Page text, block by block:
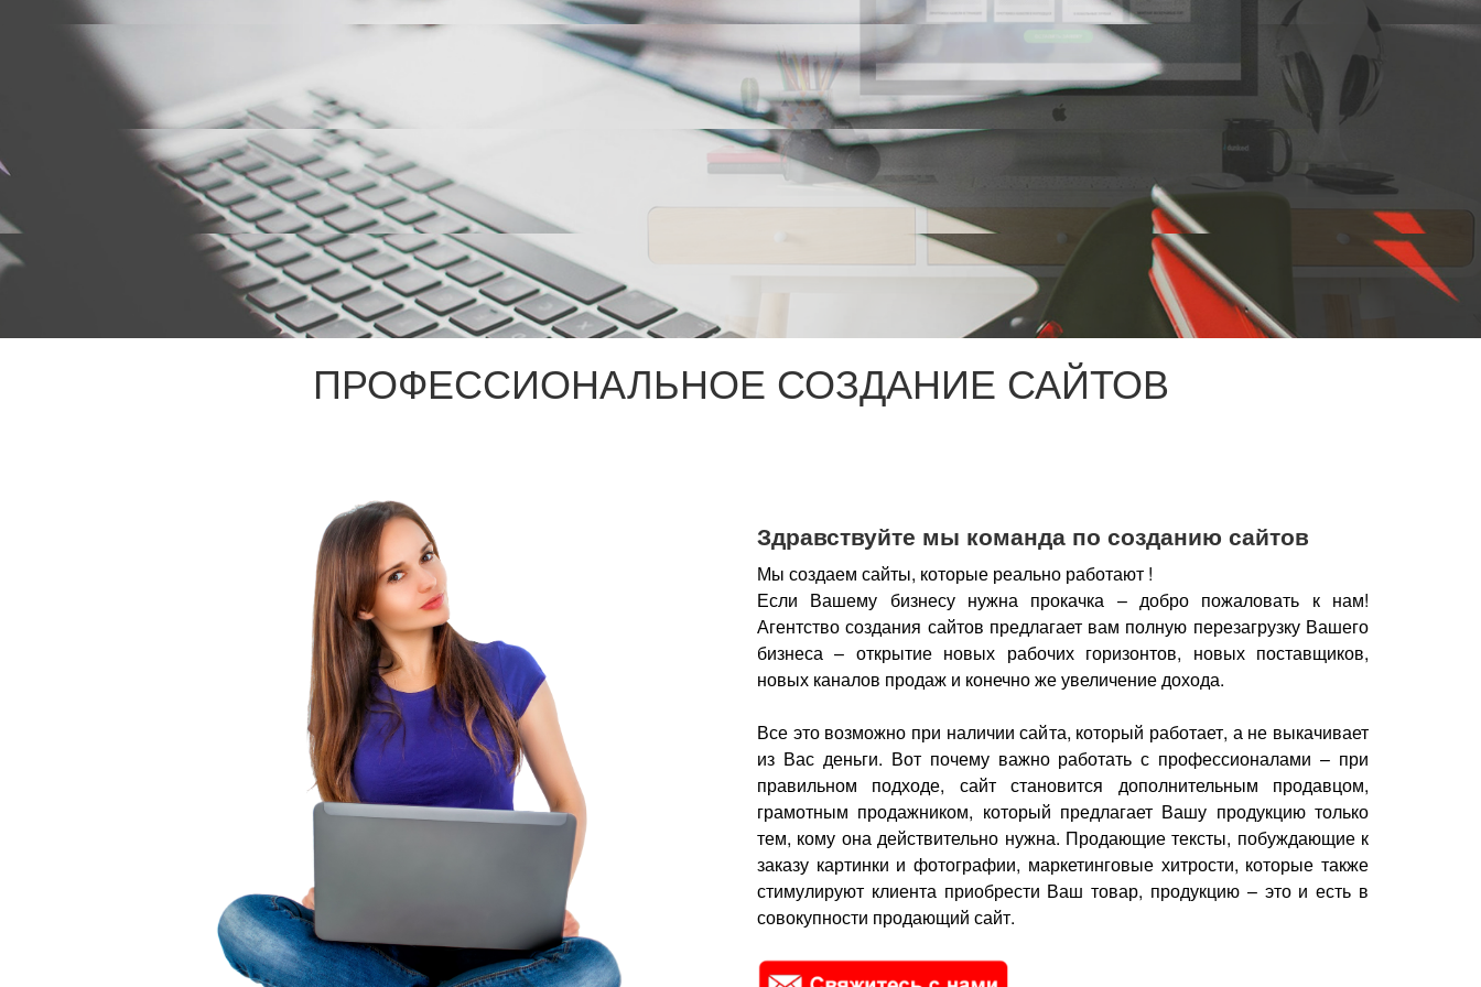
ПРОФЕССИОНАЛЬНОЕ СОЗДАНИЕ САЙТОВ
Здравствуйте мы команда по созданию сайтов
Мы создаем сайты, которые реально работают !
Если Вашему бизнесу нужна прокачка – добро пожаловать к нам!
Агентство создания сайтов предлагает вам полную перезагрузку Вашего
бизнеса – открытие новых рабочих горизонтов, новых поставщиков,
новых каналов продаж и конечно же увеличение дохода.
Все это возможно при наличии сайта, который работает, а не выкачивает
из Вас деньги. Вот почему важно работать с профессионалами – при
правильном подходе, сайт становится дополнительным продавцом,
грамотным продажником, который предлагает Вашу продукцию только
тем, кому она действительно нужна. Продающие тексты, побуждающие к
заказу картинки и фотографии, маркетинговые хитрости, которые также
стимулируют клиента приобрести Ваш товар, продукцию – это и есть в
совокупности продающий сайт.